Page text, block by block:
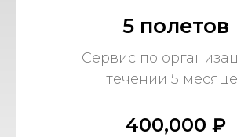
5 полетов
Сервис по
течении 5
400,000 ₽